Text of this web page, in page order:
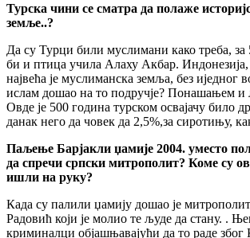
Турска чини се сматра да полаже
земље..?
Да су Турци били муслимани како треба, за
би и птица учила Алаху Акбар.
највећа је муслиманска земља, без иједног
ислам дошао на то подручје? Понашањем и
Овде је 500 година турском освајачу било
данак него да човек да 2,5%,за сиротињу,
Паљење Барјакли џамије 2004. уместо
да спречи српски митрополит? Коме су
ишли на руку?
Када су палили џамију дошао је
Радовић који је молио те људе да стану. .
криминалци објашњавајући да то раде